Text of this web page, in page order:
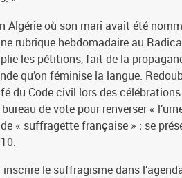
Algérie où son mari avait été
rubrique hebdomadaire au
les pétitions, fait de la
qu’on féminise la langue.
du Code civil lors des
de vote pour renverser «
« suffragette française » ; se
le suffragisme dans